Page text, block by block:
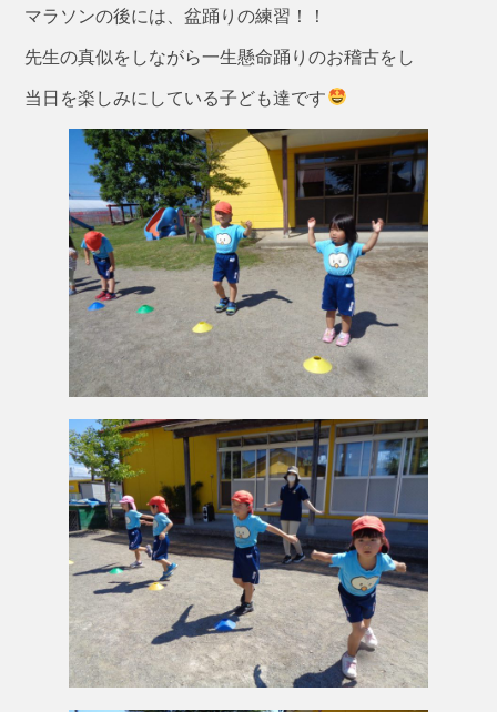
マラソンの後には、盆踊りの練習！！
先生の真似をしながら一生懸命踊りのお稽古をし
当日を楽しみにしている子ども達です